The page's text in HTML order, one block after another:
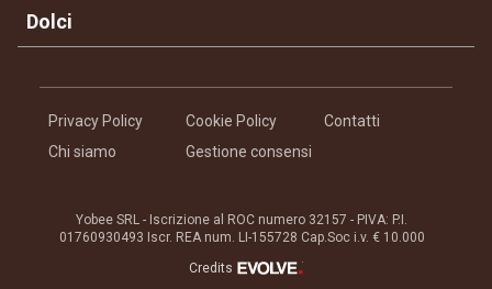
Dolci
Privacy Policy Cookie Policy
Contatti
Chi siamo
Gestione consensi
Yobee SRL - Iscrizione al ROC numero 32157 - PIVA: P.I.
01760930493 Iscr. REA num. LI-155728 Cap.Soc i.v. € 10.000
Credits
®